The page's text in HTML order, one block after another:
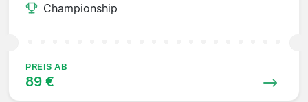
Championship
PREIS AB
89 €